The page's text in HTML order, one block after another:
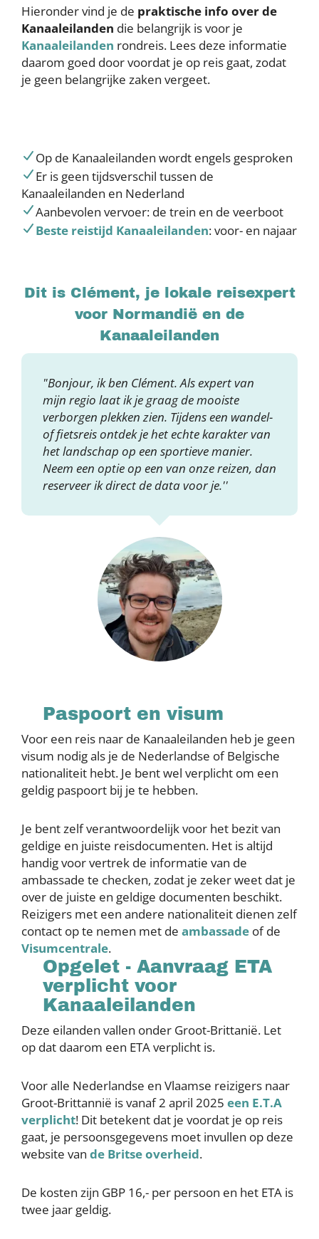
Hieronder vind je de praktische info over de
Kanaaleilanden die belangrijk is voor je
Kanaaleilanden rondreis. Lees deze informatie
daarom goed door voordat je op reis gaat, zodat
je geen belangrijke zaken vergeet.
Op de Kanaaleilanden wordt engels gesproken
Er is geen tijdsverschil tussen de
Kanaaleilanden en Nederland
Aanbevolen vervoer: de trein en de veerboot
Beste reistijd Kanaaleilanden: voor- en najaar
Dit is Clément, je lokale reisexpert
voor Normandië en de
Kanaaleilanden
"Bonjour, ik ben Clément. Als expert van
mijn regio laat ik je graag de mooiste
verborgen plekken zien. Tijdens een wandel-
of fietsreis ontdek je het echte karakter van
het landschap op een sportieve manier.
Neem een optie op een van onze reizen, dan
reserveer ik direct de data voor je.''
Paspoort en visum
Voor een reis naar de Kanaaleilanden heb je geen
visum nodig als je de Nederlandse of Belgische
nationaliteit hebt. Je bent wel verplicht om een
geldig paspoort bij je te hebben.
Je bent zelf verantwoordelijk voor het bezit van
geldige en juiste reisdocumenten. Het is altijd
handig voor vertrek de informatie van de
ambassade te checken, zodat je zeker weet dat je
over de juiste en geldige documenten beschikt.
Reizigers met een andere nationaliteit dienen zelf
contact op te nemen met de ambassade of de
Visumcentrale.
Opgelet - Aanvraag ETA
verplicht voor
Kanaaleilanden
Deze eilanden vallen onder Groot-Brittanië. Let
op dat daarom een ETA verplicht is.
Voor alle Nederlandse en Vlaamse reizigers naar
Groot-Brittannië is vanaf 2 april 2025 een E.T.A
verplicht! Dit betekent dat je voordat je op reis
gaat, je persoonsgegevens moet invullen op deze
website van de Britse overheid.
De kosten zijn GBP 16,- per persoon en het ETA is
twee jaar geldig.